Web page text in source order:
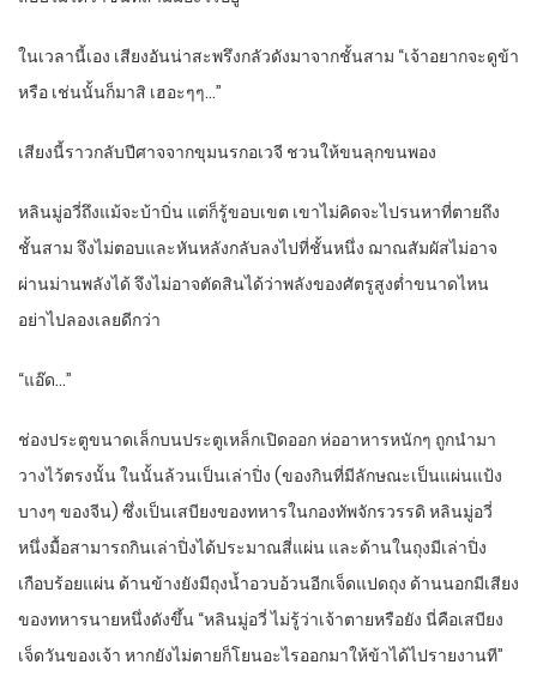
ในเวลานี้เอง เสียงอันน่าสะพรึงกลัวดังมาจากชั้นสาม “เจ้าอยากจะดูข้า
หรือ เช่นนั้นก็มาสิ เฮอะๆๆ…”
เสียงนี้ราวกลับปีศาจจากขุมนรกอเวจี ชวนให้ขนลุกขนพอง
หลินมู่อวี่ถึงแม้จะบ้าบิ่น แต่ก็รู้ขอบเขต เขาไม่คิดจะไปรนหาที่ตายถึง
ชั้นสาม จึงไม่ตอบและหันหลังกลับลงไปที่ชั้นหนึ่ง ฌาณสัมผัสไม่อาจ
ผ่านม่านพลังได้ จึงไม่อาจตัดสินได้ว่าพลังของศัตรูสูงต่ำขนาดไหน
อย่าไปลองเลยดีกว่า
“แอ๊ด…”
ช่องประตูขนาดเล็กบนประตูเหล็กเปิดออก ห่ออาหารหนักๆ ถูกนำมา
วางไว้ตรงนั้น ในนั้นล้วนเป็นเล่าปิ่ง (ของกินที่มีลักษณะเป็นแผ่นแป้ง
บางๆ ของจีน) ซึ่งเป็นเสบียงของทหารในกองทัพจักรวรรดิ หลินมู่อวี่
หนึ่งมื้อสามารถกินเล่าปิ่งได้ประมาณสี่แผ่น และด้านในถุงมีเล่าปิ่ง
เกือบร้อยแผ่น ด้านข้างยังมีถุงน้ำอวบอ้วนอีกเจ็ดแปดถุง ด้านนอกมีเสียง
ของทหารนายหนึ่งดังขึ้น “หลินมู่อวี่ ไม่รู้ว่าเจ้าตายหรือยัง นี่คือเสบียง
เจ็ดวันของเจ้า หากยังไม่ตายก็โยนอะไรออกมาให้ข้าได้ไปรายงานที”